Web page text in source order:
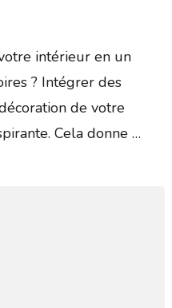
intérieur en un
? Intégrer des
de votre
Cela donne …